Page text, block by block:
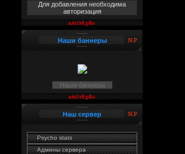
Для добавления необходима
авторизация
Наши баннеры
Наши баннеры
Наш сервер
Psycho stats
Админы сервера